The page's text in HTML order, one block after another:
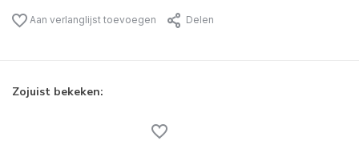
Aan verlanglijst toevoegen Delen
Zojuist bekeken: